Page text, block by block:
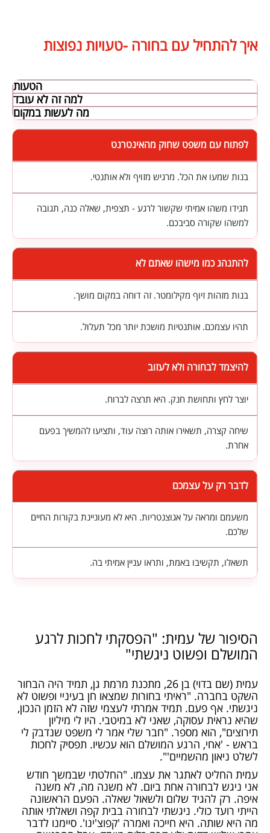
איך להתחיל עם בחורה -טעויות נפוצות
הטעות
למה זה לא עובד
מה לעשות במקום
לפתוח עם משפט שחוק מהאינטרנט
בנות שמעו את הכל. מרגיש מזויף ולא אותנטי.
תגידו משהו אמיתי שקשור לרגע - תצפית, שאלה כנה, תגובה
למשהו שקורה סביבכם.
להתנהג כמו מישהו שאתם לא
בנות מזהות זיוף מקילומטר. זה דוחה במקום מושך.
תהיו עצמכם. אותנטיות מושכת יותר מכל תעלול.
להיצמד לבחורה ולא לעזוב
יוצר לחץ ותחושת חנק. היא תרצה לברוח.
שיחה קצרה, תשאירו אותה רוצה עוד, ותציעו להמשיך בפעם
אחרת.
לדבר רק על עצמכם
משעמם ומראה על אגוצנטריות. היא לא מעוניינת בקורות החיים
שלכם.
תשאלו, תקשיבו באמת, ותראו עניין אמיתי בה.
הסיפור של עמית: "הפסקתי לחכות לרגע
המושלם ופשוט ניגשתי"
עמית (שם בדוי) בן 26, מתכנת מרמת גן, תמיד היה הבחור
השקט בחברה. "ראיתי בחורות שמצאו חן בעיניי ופשוט לא
ניגשתי. אף פעם. תמיד אמרתי לעצמי שזה לא הזמן הנכון,
שהיא נראית עסוקה, שאני לא במיטבי. היו לי מיליון
תירוצים", הוא מספר. "חבר שלי אמר לי משפט שנדבק לי
בראש - 'אחי, הרגע המושלם הוא עכשיו. תפסיק לחכות
לשלט ניאון מהשמיים'".
עמית החליט לאתגר את עצמו. "החלטתי שבמשך חודש
אני ניגש לבחורה אחת ביום. לא משנה מה, לא משנה
איפה. רק להגיד שלום ולשאול שאלה. הפעם הראשונה
הייתי רועד כולי. ניגשתי לבחורה בבית קפה ושאלתי אותה
מה היא שותה. היא חייכה ואמרה 'קפוצ'ינו'. סיימנו לדבר